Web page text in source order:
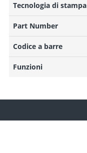
Tecnologia di stampa
Part Number
Codice a barre
Funzioni